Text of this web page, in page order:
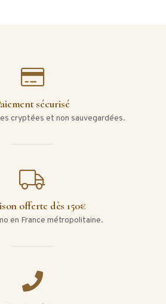
sécurisé
cryptées et non sauvegardées.
offerte dès 150€
en France métropolitaine.